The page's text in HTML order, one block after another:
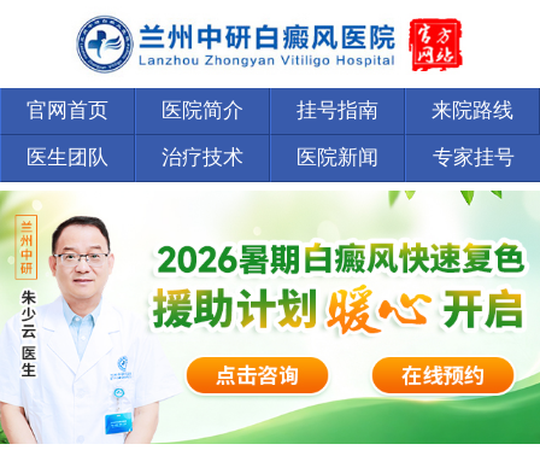
官网首页 医院简介 挂号指南 来院路线
医生团队 治疗技术 医院新闻 专家挂号